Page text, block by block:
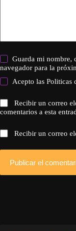
Guarda mi nombre,
navegador para la
Acepto lasPoliticas
Recibir un correo
comentarios a esta
Recibir un correo
Publicar el